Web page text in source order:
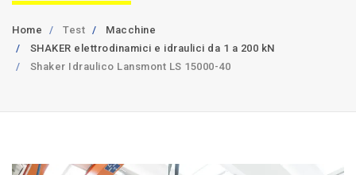
Home Test
Macchine
SHAKER elettrodinamici e idraulici da 1 a 200 kN
Shaker Idraulico Lansmont LS 15000-40